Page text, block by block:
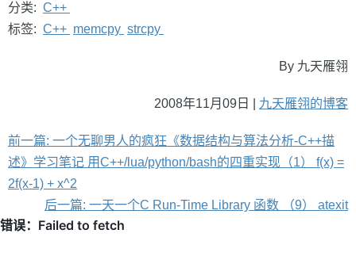
分类: C++
标签: C++ memcpy strcpy
By 九天雁翎
2008年11月09日 | 九天雁翎的博客
前一篇: 一个无聊男人的疯狂《数据结构与算法分析-C++描
述》学习笔记 用C++/lua/python/bash的四重实现（1） f(x) =
2f(x-1) + x^2
后一篇: 一天一个C Run-Time Library 函数 （9） atexit